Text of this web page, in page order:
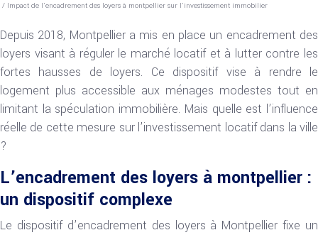
/ Impact de l’encadrement des loyers à montpellier sur l’investissement immobilier
Depuis 2018, Montpellier a mis en place un encadrement des
loyers visant à réguler le marché locatif et à lutter contre les
fortes hausses de loyers. Ce dispositif vise à rendre le
logement plus accessible aux ménages modestes tout en
limitant la spéculation immobilière. Mais quelle est l’influence
réelle de cette mesure sur l’investissement locatif dans la ville
?
L’encadrement des loyers à montpellier :
un dispositif complexe
Le dispositif d’encadrement des loyers à Montpellier fixe un